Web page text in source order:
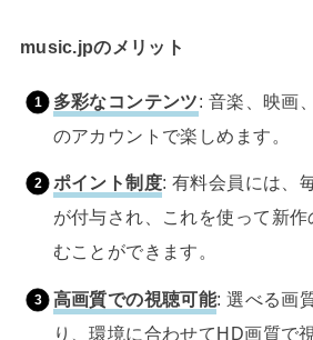
music.jpのメリット
多彩なコンテンツ: 音楽、映画
のアカウントで楽しめます。
ポイント制度: 有料会員には、
が付与され、これを使って新
むことができます。
高画質での視聴可能: 選べる画
り、環境に合わせてHD画質で